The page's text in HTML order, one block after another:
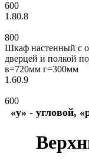
600
1.80.8
800
Шкаф настенный с
дверцей и полкой
в=720мм г=300мм
1.60.9
600
«у» - угловой,